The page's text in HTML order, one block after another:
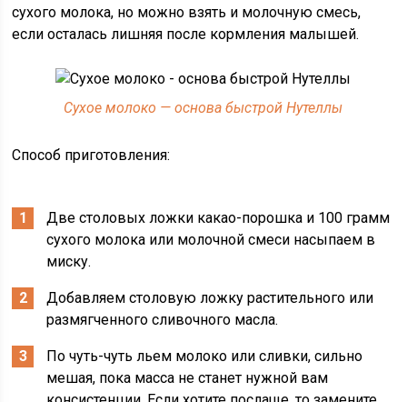
сухого молока, но можно взять и молочную смесь,
если осталась лишняя после кормления малышей.
Сухое молоко — основа быстрой Нутеллы
Способ приготовления:
Две столовых ложки какао-порошка и 100 грамм
сухого молока или молочной смеси насыпаем в
миску.
Добавляем столовую ложку растительного или
размягченного сливочного масла.
По чуть-чуть льем молоко или сливки, сильно
мешая, пока масса не станет нужной вам